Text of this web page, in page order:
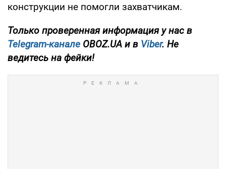
конструкции не помогли захватчикам.
Только проверенная информация у нас в
Telegram-канале OBOZ.UA и в Viber. Не
ведитесь на фейки!